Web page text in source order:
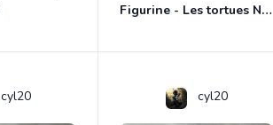
Figurine - Les tortues Ninja - Michaelangelo
cyl20 cyl20